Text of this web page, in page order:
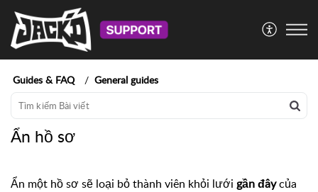
Guides & FAQ General guides
Ẩn hồ sơ
Ẩn một hồ sơ sẽ loại bỏ thành viên khỏi lưới gần đâycủa